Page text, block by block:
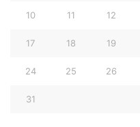
10 11 12
17 18 19
24 25 26
31